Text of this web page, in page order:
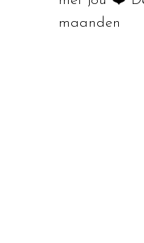
maanden